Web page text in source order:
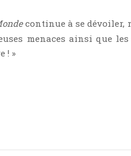
continue à se dévoiler,
menaces ainsi que
! »